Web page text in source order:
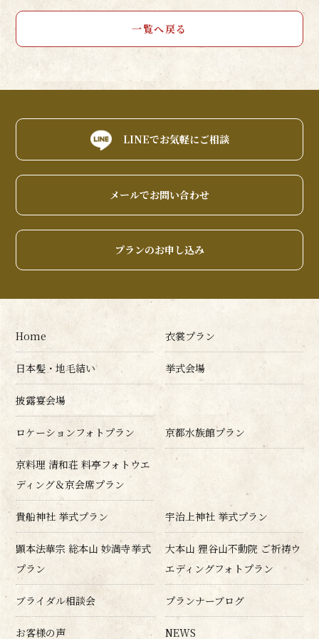
一覧へ戻る
LINEでお気軽にご相談
メールでお問い合わせ
プランのお申し込み
Home 衣裳プラン
日本髪・地毛結い 挙式会場
披露宴会場
ロケーションフォトプラン 京都水族館プラン
京料理 清和荘 料亭フォトウエ
ディング＆京会席プラン
貴船神社 挙式プラン 宇治上神社 挙式プラン
顕本法華宗 総本山 妙満寺挙式
プラン
大本山 狸谷山不動院 ご祈祷ウ
エディングフォトプラン
ブライダル相談会 プランナーブログ
お客様の声 NEWS